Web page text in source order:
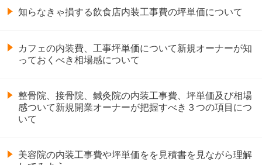
知らなきゃ損する飲食店内装工事費の坪単価について
カフェの内装費、工事坪単価について新規オーナーが知
っておくべき相場感について
整骨院、接骨院、鍼灸院の内装工事費、坪単価及び相場
感ついて新規開業オーナーが把握すべき３つの項目につ
いて
美容院の内装工事費や坪単価をを見積書を見ながら理解